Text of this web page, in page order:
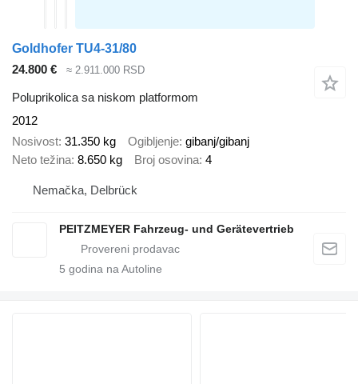
Goldhofer TU4-31/80
24.800 €
≈ 2.911.000 RSD
Poluprikolica sa niskom platformom
2012
Nosivost 31.350 kg Ogibljenje gibanj/gibanj
Neto težina 8.650 kg Broj osovina 4
Nemačka, Delbrück
PEITZMEYER Fahrzeug- und Gerätevertrieb
5 godina na Autoline